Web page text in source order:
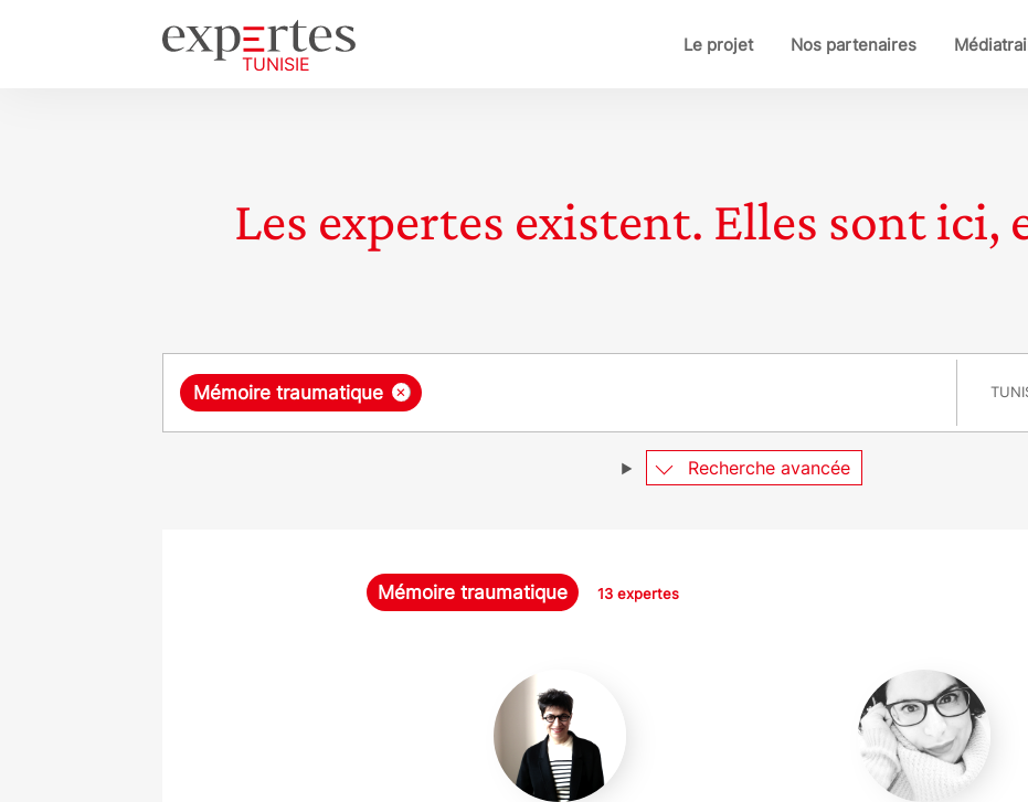
Le projet Nos partenaires
Les expertes existent. Elles sont ici,
Requête ×
Mémoire traumatique
Recherche avancée
Mémoire traumatique 13 expertes
Kermoal
Lynda-
Nawel
Tebbani